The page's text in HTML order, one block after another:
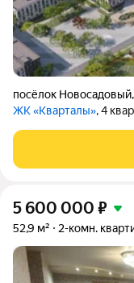
посёлок Новосадовый,
ЖК «Кварталы», 4
5 600 000 ₽
52,9 м² 2-комн.